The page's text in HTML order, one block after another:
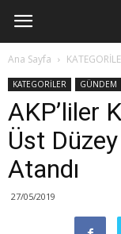
Ana Sayfa
KATEGORİLER GÜNDEM
AKP’liler
Üst
Atandı
27/05/2019